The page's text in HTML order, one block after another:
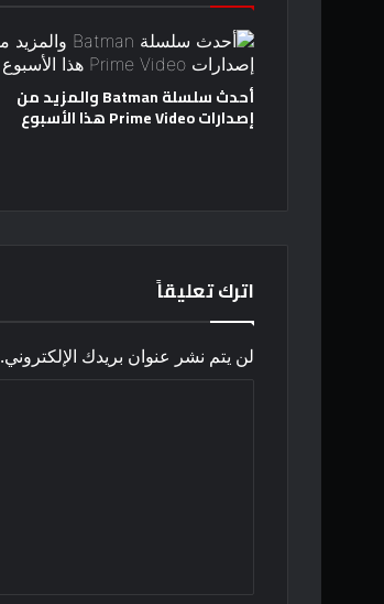
أحدث سلسلة Batman والمزيد من
إصدارات Prime Video هذا الأسبوع
اترك تعليقاً
لن يتم نشر عنوان بريدك الإلكتروني.